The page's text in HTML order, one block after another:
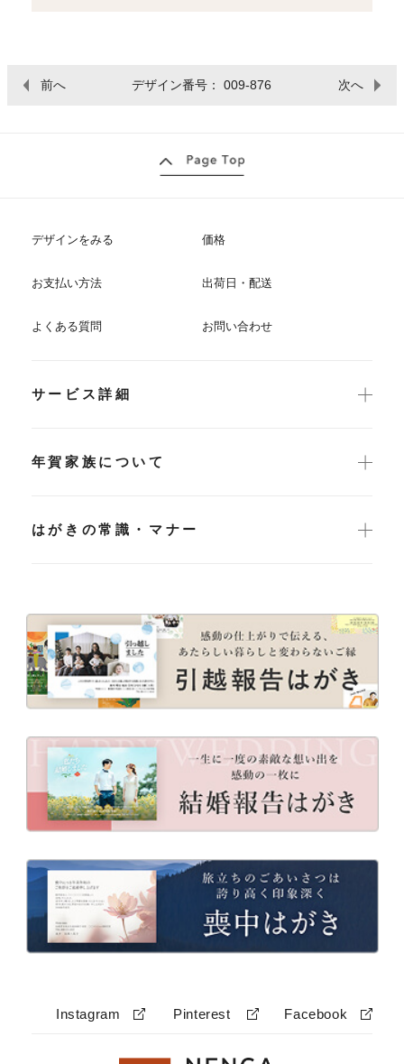
前へ デザイン番号： 009-876 次へ
デザインをみる 価格
お支払い方法 出荷日・配送
よくある質問 お問い合わせ
サービス詳細
年賀家族について
はがきの常識・マナー
Instagram Pinterest Facebook